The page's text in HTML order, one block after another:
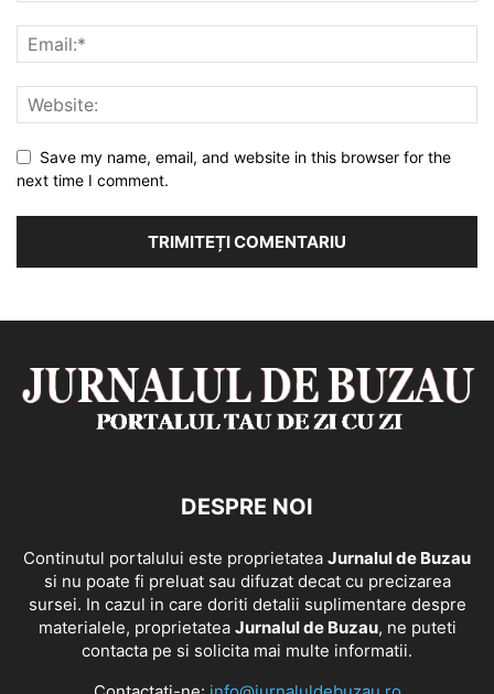
Save my name, email, and website in this browser for the
next time I comment.
DESPRE NOI
Continutul portalului este proprietatea Jurnalul de Buzau
si nu poate fi preluat sau difuzat decat cu precizarea
sursei. In cazul in care doriti detalii suplimentare despre
materialele, proprietatea Jurnalul de Buzau, ne puteti
contacta pe si solicita mai multe informatii.